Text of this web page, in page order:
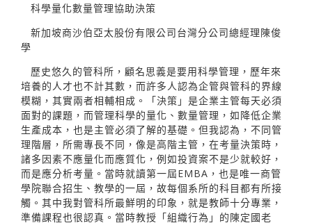
科學量化數量管理協助決策
新加坡商沙伯亞太股份有限公司台灣分公司總經理陳俊
學
歷史悠久的管科所，顧名思義是要用科學管理，歷年來
培養的人才也不計其數，而許多人認為企管與管科的界線
模糊，其實兩者相輔相成。「決策」是企業主管每天必須
面對的課題，而管理科學的量化、數量管理，如降低企業
生產成本，也是主管必須了解的基礎。但我認為，不同管
理階層，所需專長不同，像是高階主管，在考量決策時，
諸多因素不應量化而應質化，例如投資案不是少就較好，
而是應分析考量。當時就讀第一屆EMBA，也是唯一商管
學院聯合招生、教學的一屆，故每個系所的科目都有所接
觸。其中我對管科所最鮮明的印象，就是教師十分專業，
準備課程也很認真。當時教授「組織行為」的陳定國老